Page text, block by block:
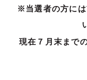
※当選者の方に
現在７ 月末まで